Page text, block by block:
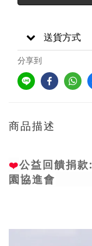
送貨方式
分享到
商品描述
❤️公益回饋捐
園協進會